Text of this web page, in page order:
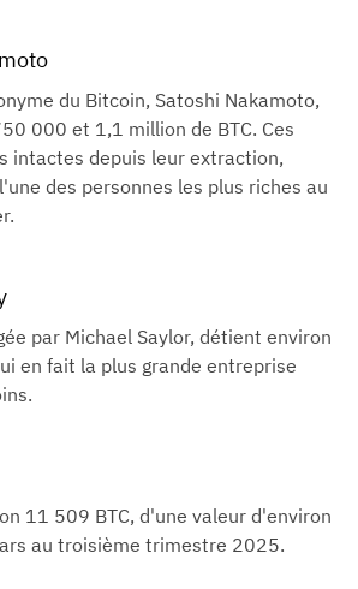
du Bitcoin, Satoshi Nakamoto,
000 et 1,1 million de BTC. Ces
intactes depuis leur extraction,
des personnes les plus riches au
par Michael Saylor, détient environ
en fait la plus grande entreprise
11 509 BTC, d'une valeur d'environ
au troisième trimestre 2025.